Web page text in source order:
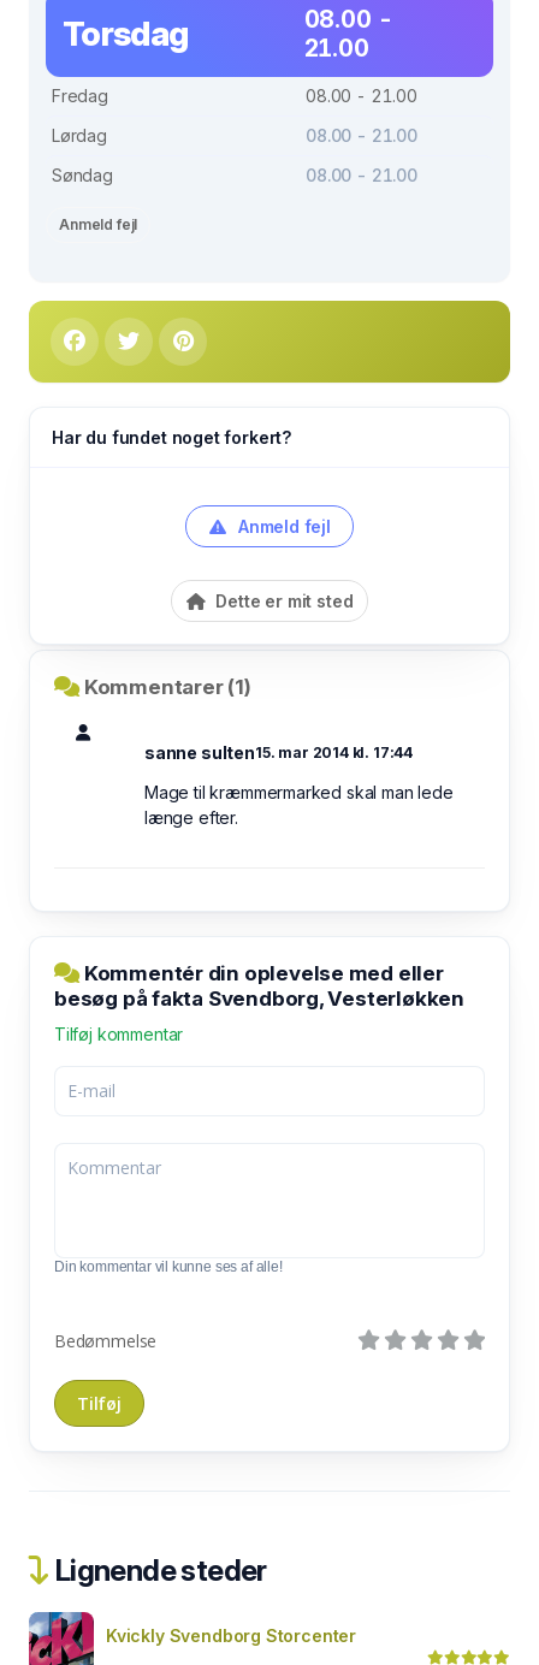
Torsdag
08.00 -
21.00
Fredag
08.00 - 21.00
Lørdag
08.00 - 21.00
Søndag
08.00 - 21.00
Anmeld fejl
Har du fundet noget forkert?
Anmeld fejl
Dette er mit sted
Kommentarer (1)
sanne sulten15. mar 2014 kl. 17:44
Mage til kræmmermarked skal man lede
længe efter.
Kommentér din oplevelse med eller
besøg på fakta Svendborg, Vesterløkken
Tilføj kommentar
Din kommentar vil kunne ses af alle!
Bedømmelse
Lignende steder
Kvickly Svendborg Storcenter